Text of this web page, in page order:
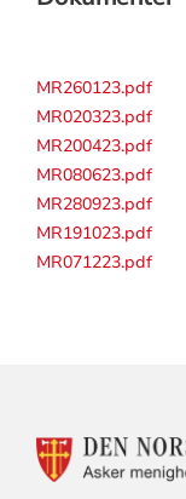
MR260123.pdf
MR020323.pdf
MR200423.pdf
MR080623.pdf
MR280923.pdf
MR191023.pdf
MR071223.pdf